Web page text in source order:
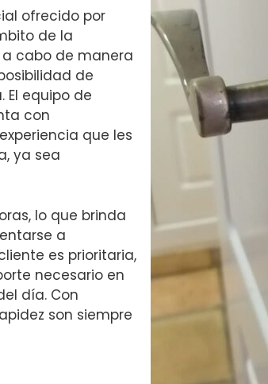
ofrecido por
de la
a cabo de manera
de
El equipo de
con
que les
ya sea
lo que brinda
a
es prioritaria,
necesario en
día. Con
son siempre